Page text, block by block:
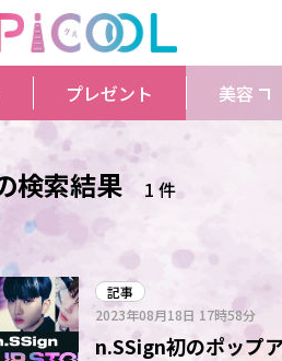
プレゼント 美容
検索結果
1 件
記事
2023年08月18日 17時58分
n.SSign初のポップ